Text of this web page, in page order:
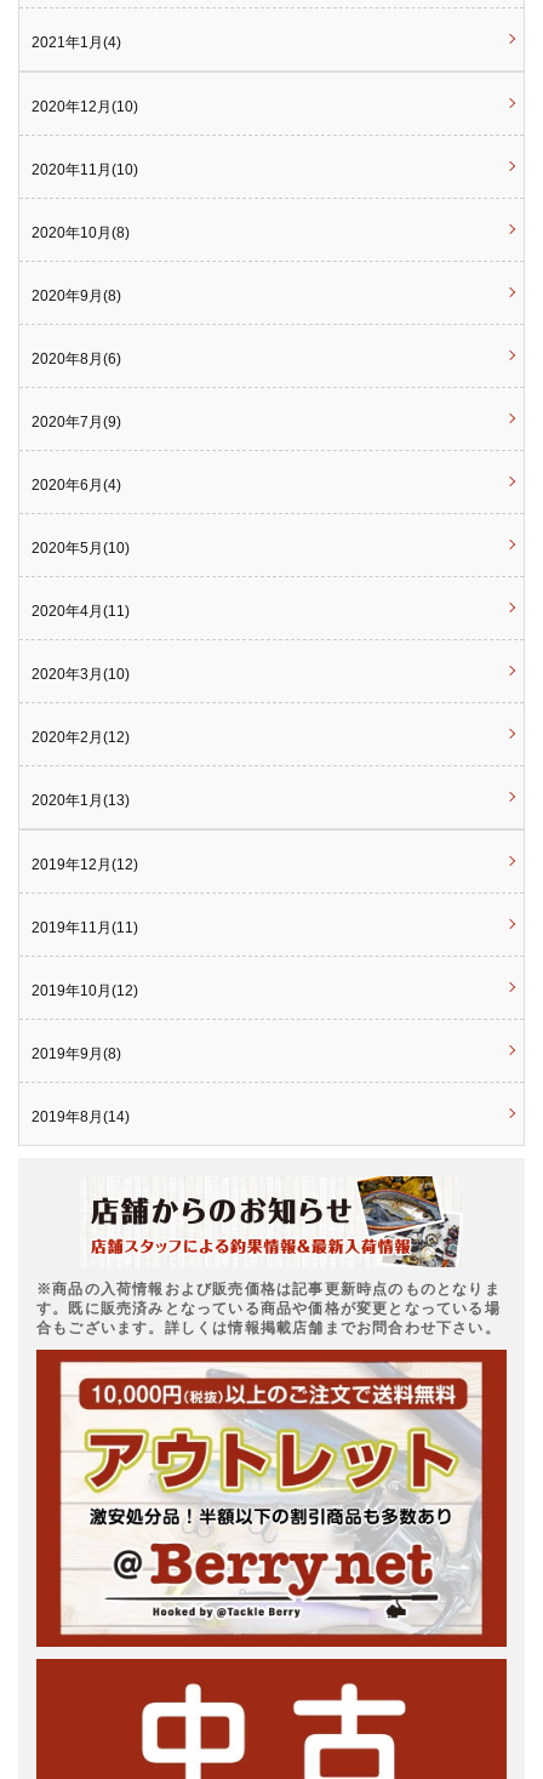
2021年1月(4)
2020年12月(10)
2020年11月(10)
2020年10月(8)
2020年9月(8)
2020年8月(6)
2020年7月(9)
2020年6月(4)
2020年5月(10)
2020年4月(11)
2020年3月(10)
2020年2月(12)
2020年1月(13)
2019年12月(12)
2019年11月(11)
2019年10月(12)
2019年9月(8)
2019年8月(14)
※商品の入荷情報および販売価格は記事更新時点のものとなりま
す。既に販売済みとなっている商品や価格が変更となっている場
合もございます。詳しくは情報掲載店舗までお問合わせ下さい。